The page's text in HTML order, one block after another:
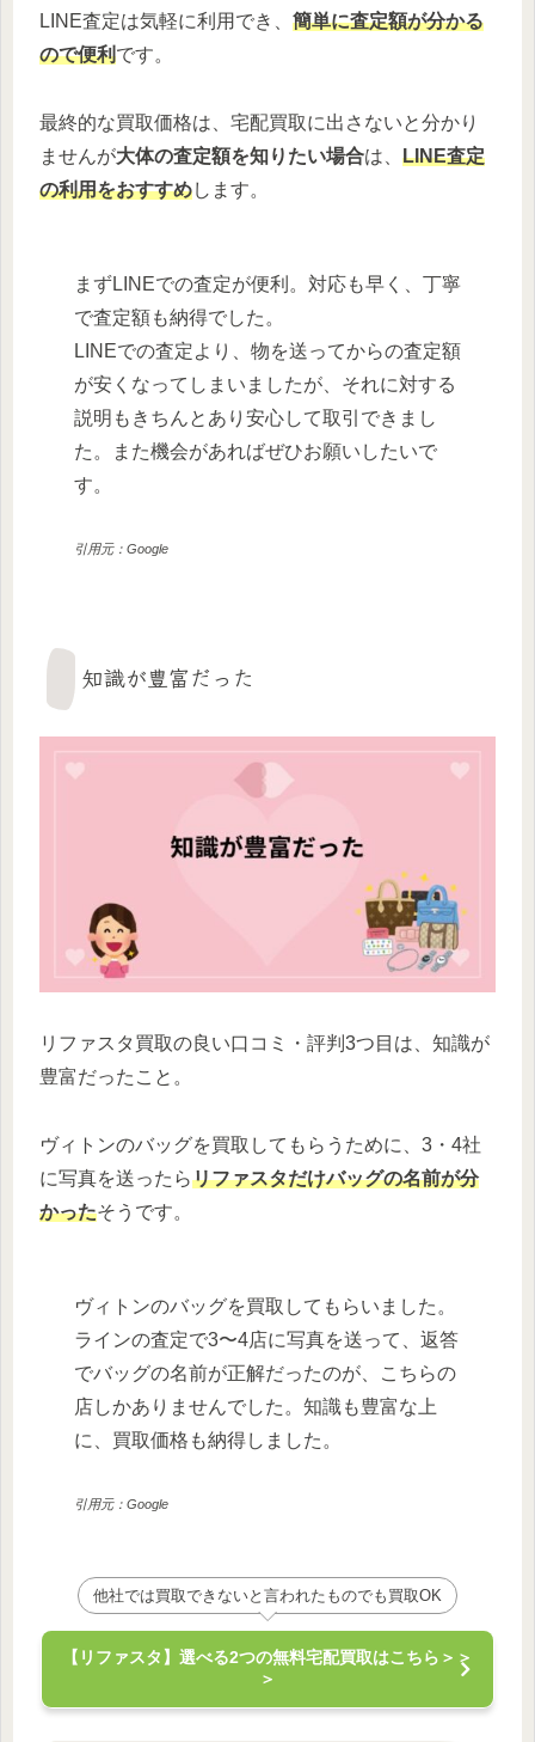
LINE査定は気軽に利用でき、 簡単に査定額が分かる
ので便利です。
最終的な買取価格は、宅配買取に出さないと分かり
ませんが大体の査定額を知りたい場合は、 LINE査定
の利用をおすすめします。
まずLINEでの査定が便利。対応も早く、丁寧
で査定額も納得でした。
LINEでの査定より、物を送ってからの査定額
が安くなってしまいましたが、それに対する
説明もきちんとあり安心して取引できまし
た。また機会があればぜひお願いしたいで
す。
引用元：Google
知識が豊富だった
リファスタ買取の良い口コミ・評判3つ目は、知識が
豊富だったこと。
ヴィトンのバッグを買取してもらうために、3・4社
に写真を送ったらリファスタだけバッグの名前が分
かったそうです。
ヴィトンのバッグを買取してもらいました。
ラインの査定で3〜4店に写真を送って、返答
でバッグの名前が正解だったのが、こちらの
店しかありませんでした。知識も豊富な上
に、買取価格も納得しました。
引用元：Google
他社では買取できないと言われたものでも買取OK
【リファスタ】選べる2つの無料宅配買取はこちら＞＞
＞